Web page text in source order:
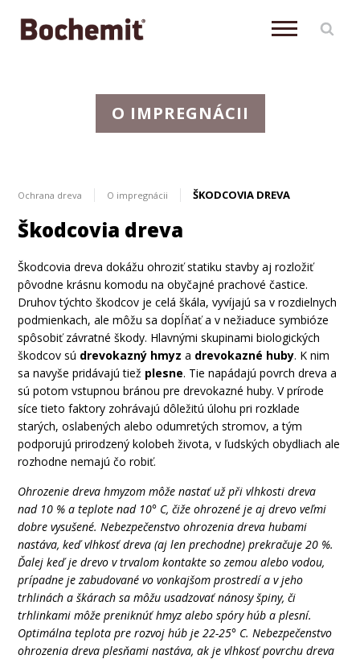
O IMPREGNÁCII
Ochrana dreva O impregnácii ŠKODCOVIA DREVA
Škodcovia dreva
Škodcovia dreva dokážu ohroziť statiku stavby aj rozložiť
pôvodne krásnu komodu na obyčajné prachové častice.
Druhov týchto škodcov je celá škála, vyvíjajú sa v rozdielnych
podmienkach, ale môžu sa dopĺňať a v nežiaduce symbióze
spôsobiť závratné škody. Hlavnými skupinami biologických
škodcov sú drevokazný hmyz a drevokazné huby. K nim
sa navyše pridávajú tiež plesne. Tie napádajú povrch dreva a
sú potom vstupnou bránou pre drevokazné huby. V prírode
síce tieto faktory zohrávajú dôležitú úlohu pri rozklade
starých, oslabených alebo odumretých stromov, a tým
podporujú prirodzený kolobeh života, v ľudských obydliach ale
rozhodne nemajú čo robiť.
Ohrozenie dreva hmyzom môže nastať už při vlhkosti dreva
nad 10 % a teplote nad 10° C, čiže ohrozené je aj drevo veľmi
dobre vysušené. Nebezpečenstvo ohrozenia dreva hubami
nastáva, keď vlhkosť dreva (aj len prechodne) prekračuje 20 %.
Ďalej keď je drevo v trvalom kontakte so zemou alebo vodou,
prípadne je zabudované vo vonkajšom prostredí a v jeho
trhlinách a škárach sa môžu usadzovať nánosy špiny, či
trhlinkami môže preniknúť hmyz alebo spóry húb a plesní.
Optimálna teplota pre rozvoj húb je 22-25° C. Nebezpečenstvo
ohrozenia dreva plesňami nastáva, ak je vlhkosť povrchu dreva